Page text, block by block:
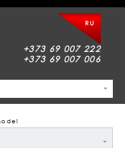
RU
+373 69 007 222
+373 69 007 006